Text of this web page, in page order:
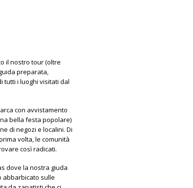
il nostro tour (oltre
preparata,
tutti i luoghi visitati dal
con avvistamento
bella festa popolare)
di negozi e localini. Di
volta, le comunità
così radicati.
dove la nostra giuda
abbarbicato sulle